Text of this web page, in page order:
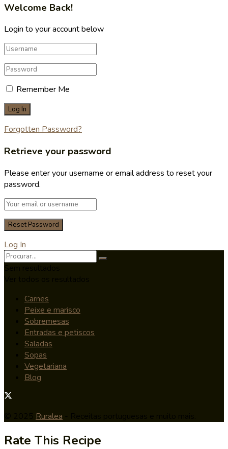
Welcome Back!
Login to your account below
Remember Me
Forgotten Password?
Retrieve your password
Please enter your username or email address to reset your
password.
Log In
Carnes
Peixe e marisco
Sobremesas
Entradas e petiscos
Saladas
Sopas
Vegetariana
Blog
Ruralea
Rate This Recipe